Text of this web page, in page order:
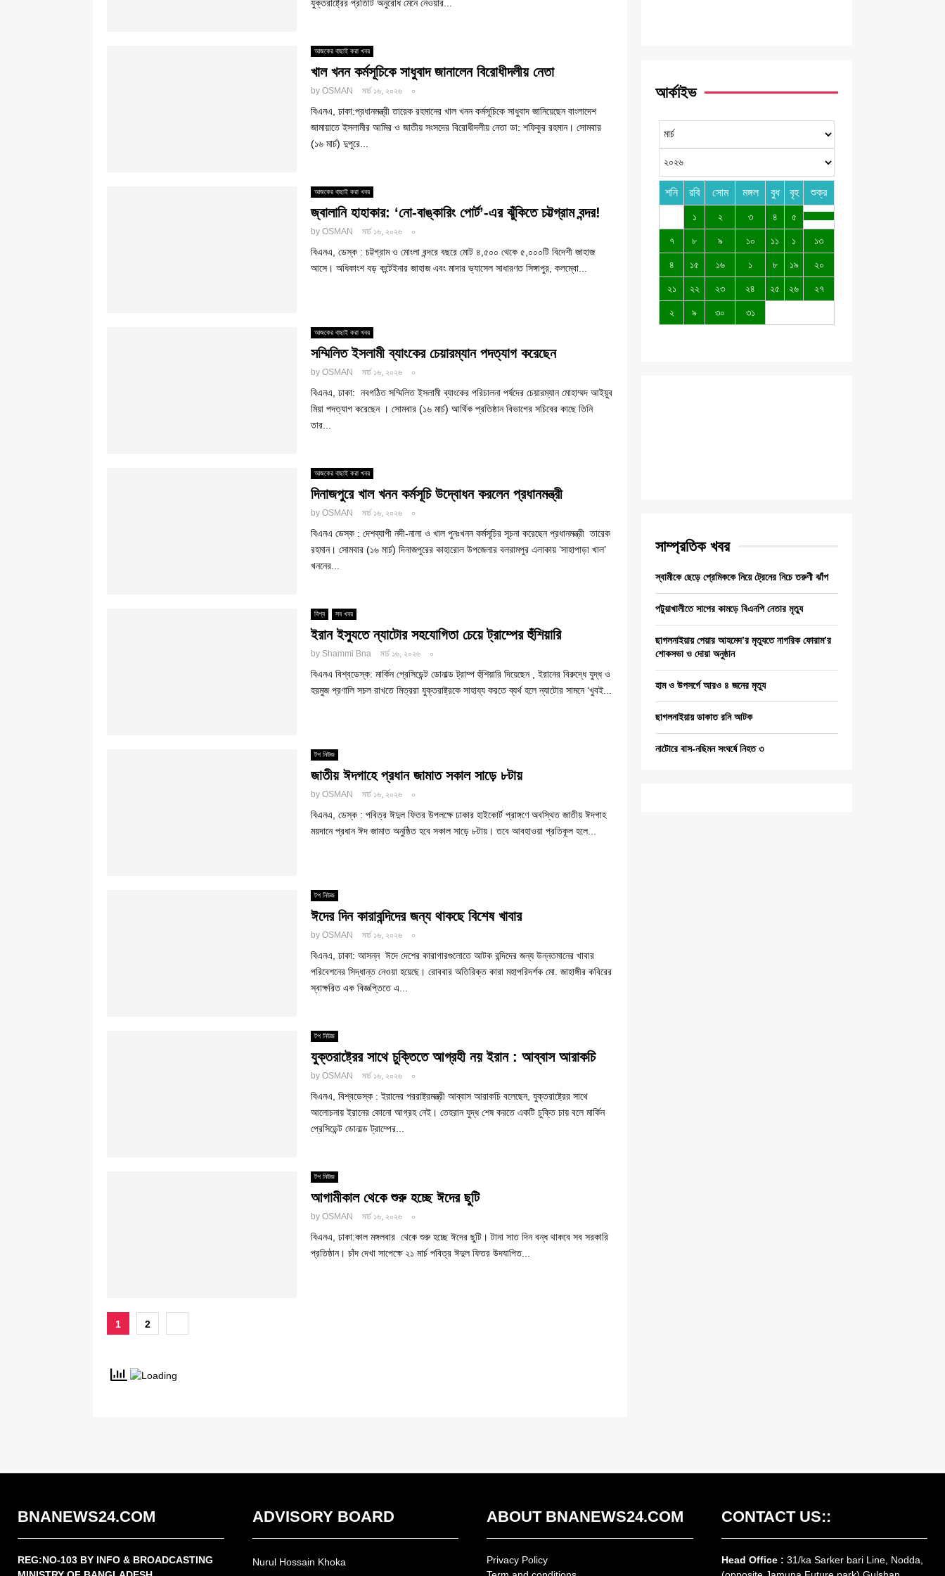
যুক্তরাষ্ট্রের প্রতিটি অনুরোধ মেনে নেওয়ার...
আজকের বাছাই করা খবর
খাল খনন কর্মসূচিকে সাধুবাদ জানালেন বিরোধীদলীয় নেতা
by OSMAN মার্চ ১৬, ২০২৬ ০
বিএনএ, ঢাকা:প্রধানমন্ত্রী তারেক রহমানের খাল খনন কর্মসূচিকে সাধুবাদ জানিয়েছেন বাংলাদেশ
জামায়াতে ইসলামীর আমির ও জাতীয় সংসদের বিরোধীদলীয় নেতা ডা: শফিকুর রহমান। সোমবার
(১৬ মার্চ) দুপুরে...
আজকের বাছাই করা খবর
জ্বালানি হাহাকার: ‘নো-বাঙ্কারিং পোর্ট’-এর ঝুঁকিতে চট্টগ্রাম বন্দর!
by OSMAN মার্চ ১৬, ২০২৬ ০
বিএনএ, ডেস্ক : চট্টগ্রাম ও মোংলা বন্দরে বছরে মোট ৪,৫০০ থেকে ৫,০০০টি বিদেশী জাহাজ
আসে। অধিকাংশ বড় কন্টেইনার জাহাজ এবং মাদার ভ্যাসেল সাধারণত সিঙ্গাপুর, কলম্বো...
আজকের বাছাই করা খবর
সম্মিলিত ইসলামী ব্যাংকের চেয়ারম্যান পদত্যাগ করেছেন
by OSMAN মার্চ ১৬, ২০২৬ ০
বিএনএ, ঢাকা: নবগঠিত সম্মিলিত ইসলামী ব্যাংকের পরিচালনা পর্ষদের চেয়ারম্যান মোহাম্মদ আইয়ুব
মিয়া পদত্যাগ করেছেন । সোমবার (১৬ মার্চ) আর্থিক প্রতিষ্ঠান বিভাগের সচিবের কাছে তিনি
তার...
আজকের বাছাই করা খবর
দিনাজপুরে খাল খনন কর্মসূচি উদ্বোধন করলেন প্রধানমন্ত্রী
by OSMAN মার্চ ১৬, ২০২৬ ০
বিএনএ ডেস্ক : দেশব্যাপী নদী-নালা ও খাল পুনঃখনন কর্মসূচির সূচনা করেছেন প্রধানমন্ত্রী তারেক
রহমান। সোমবার (১৬ মার্চ) দিনাজপুরের কাহারোল উপজেলার বলরামপুর এলাকায় ‘সাহাপাড়া খাল’
খননের...
বিশ্ব সব খবর
ইরান ইস্যুতে ন্যাটোর সহযোগিতা চেয়ে ট্রাম্পের হুঁশিয়ারি
by Shammi Bna মার্চ ১৬, ২০২৬ ০
বিএনএ বিশ্বডেস্ক: মার্কিন প্রেসিডেন্ট ডোনাল্ড ট্রাম্প হুঁশিয়ারি দিয়েছেন , ইরানের বিরুদ্ধে যুদ্ধ ও
হরমুজ প্রণালি সচল রাখতে মিত্ররা যুক্তরাষ্ট্রকে সাহায্য করতে ব্যর্থ হলে ন্যাটোর সামনে ‘খুবই...
টপ নিউজ
জাতীয় ঈদগাহে প্রধান জামাত সকাল সাড়ে ৮টায়
by OSMAN মার্চ ১৬, ২০২৬ ০
বিএনএ, ডেস্ক : পবিত্র ঈদুল ফিতর উপলক্ষে ঢাকার হাইকোর্ট প্রাঙ্গণে অবস্থিত জাতীয় ঈদগাহ
ময়দানে প্রধান ঈদ জামাত অনুষ্ঠিত হবে সকাল সাড়ে ৮টায়। তবে আবহাওয়া প্রতিকূল হলে...
টপ নিউজ
ঈদের দিন কারাবন্দিদের জন্য থাকছে বিশেষ খাবার
by OSMAN মার্চ ১৬, ২০২৬ ০
বিএনএ, ঢাকা: আসন্ন ঈদে দেশের কারাগারগুলোতে আটক বন্দিদের জন্য উন্নতমানের খাবার
পরিবেশনের সিদ্ধান্ত নেওয়া হয়েছে। রোববার অতিরিক্ত কারা মহাপরিদর্শক মো. জাহাঙ্গীর কবিরের
স্বাক্ষরিত এক বিজ্ঞপ্তিতে এ...
টপ নিউজ
যুক্তরাষ্ট্রের সাথে চুক্তিতে আগ্রহী নয় ইরান : আব্বাস আরাকচি
by OSMAN মার্চ ১৬, ২০২৬ ০
বিএনএ, বিশ্বডেস্ক : ইরানের পররাষ্ট্রমন্ত্রী আব্বাস আরাকচি বলেছেন, যুক্তরাষ্ট্রের সাথে
আলোচনায় ইরানের কোনো আগ্রহ নেই। তেহরান যুদ্ধ শেষ করতে একটি চুক্তি চায় বলে মার্কিন
প্রেসিডেন্ট ডোনাল্ড ট্রাম্পের...
টপ নিউজ
আগামীকাল থেকে শুরু হচ্ছে ঈদের ছুটি
by OSMAN মার্চ ১৬, ২০২৬ ০
বিএনএ, ঢাকা:কাল মঙ্গলবার থেকে শুরু হচ্ছে ঈদের ছুটি। টানা সাত দিন বন্ধ থাকবে সব সরকারি
প্রতিষ্ঠান। চাঁদ দেখা সাপেক্ষে ২১ মার্চ পবিত্র ঈদুল ফিতর উদযাপিত...
Posts
1 2
আর্কাইভ
শনি রবি সোম মঙ্গল বুধ বৃহ শুক্র
১ ২ ৩ ৪ ৫
৭ ৮ ৯ ১০ ১১ ১ ১৩
৪ ১৫ ১৬ ১ ৮ ১৯ ২০
২১ ২২ ২৩ ২৪ ২৫ ২৬ ২৭
২ ৯ ৩০ ৩১
সাম্প্রতিক খবর
স্বামীকে ছেড়ে প্রেমিককে নিয়ে ট্রেনের নিচে তরুণী ঝাঁপ
পটুয়াখালীতে সাপের কামড়ে বিএনপি নেতার মৃত্যু
ছাগলনাইয়ায় পেয়ার আহমেদ’র মৃত্যুতে নাগরিক ফোরাম’র
শোকসভা ও দোয়া অনুষ্ঠান
হাম ও উপসর্গে আরও ৪ জনের মৃত্যু
ছাগলনাইয়ায় ডাকাত রনি আটক
নাটোরে বাস-নছিমন সংঘর্ষে নিহত ৩
BNANEWS24.COM
REG:NO-103 BY INFO & BROADCASTING
ADVISORY BOARD
Nurul Hossain Khoka
ABOUT BNANEWS24.COM
Privacy Policy
CONTACT US::
Head Office : 31/ka Sarker bari Line, Nodda,